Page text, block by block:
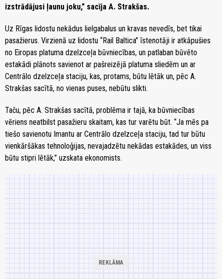
izstrādājusi ļaunu joku,” sacīja A. Strakšas.
Uz Rīgas lidostu nekādus lielgabalus un kravas nevedīs, bet tikai
pasažierus. Virzienā uz lidostu “Rail Baltica” īstenotāji ir atkāpušies
no Eiropas platuma dzelzceļa būvniecības, un patlaban būvēto
estakādi plānots savienot ar pašreizējā platuma sliedēm un ar
Centrālo dzelzceļa staciju, kas, protams, būtu lētāk un, pēc A.
Strakšas sacītā, no vienas puses, nebūtu slikti.
Taču, pēc A. Strakšas sacītā, problēma ir tajā, ka būvniecības
vēriens neatbilst pasažieru skaitam, kas tur varētu būt. “Ja mēs pa
tiešo savienotu Imantu ar Centrālo dzelzceļa staciju, tad tur būtu
vienkāršākas tehnoloģijas, nevajadzētu nekādas estakādes, un viss
būtu stipri lētāk,” uzskata ekonomists.